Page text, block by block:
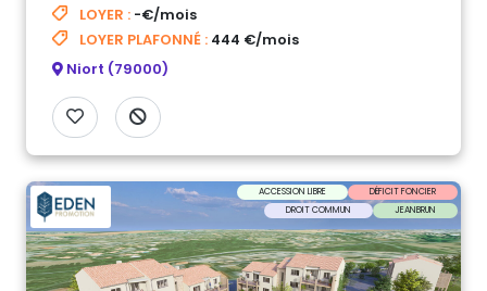
LOYER : -€/mois
LOYER PLAFONNÉ : 444 €/mois
Niort (79000)
ACCESSION LIBRE
DÉFICIT FONCIER
DROIT COMMUN
JEANBRUN